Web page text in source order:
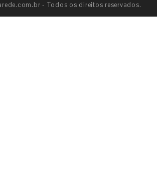
- Todos os direitos reservados.